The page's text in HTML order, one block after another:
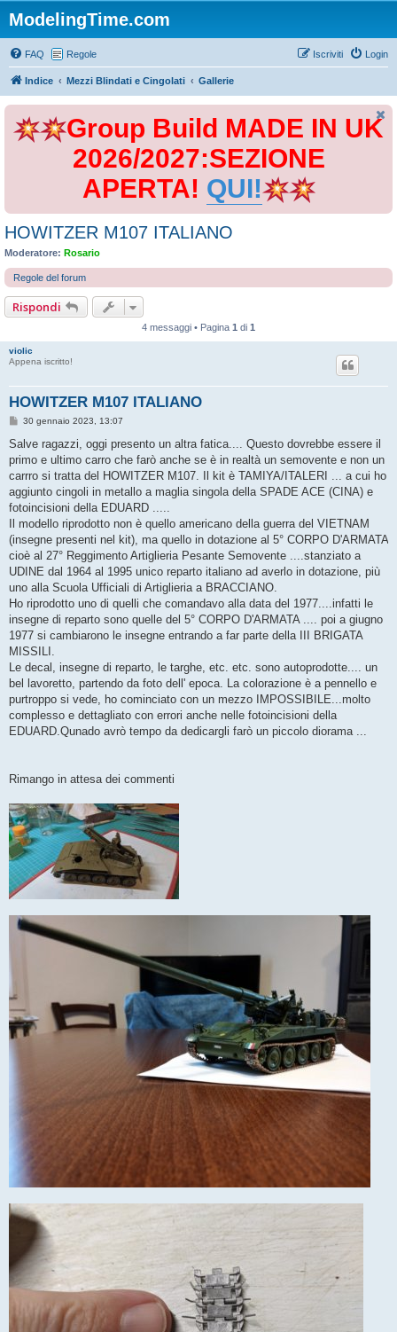
ModelingTime.com
FAQ Regole Login
Iscriviti
Indice Mezzi Blindati e Cingolati Gallerie
Group Build MADE IN UK
2026/2027:SEZIONE
APERTA! QUI!
HOWITZER M107 ITALIANO
Moderatore: Rosario
Regole del forum
Rispondi
4 messaggi • Pagina 1 di 1
violic
Appena iscritto!
HOWITZER M107 ITALIANO
M
s
a
g
i
o
30 gennaio 2023, 13:07
Salve ragazzi, oggi presento un altra fatica.... Questo dovrebbe essere il
primo e ultimo carro che farò anche se è in realtà un semovente e non un
carrro si tratta del HOWITZER M107. Il kit è TAMIYA/ITALERI ... a cui ho
aggiunto cingoli in metallo a maglia singola della SPADE ACE (CINA) e
fotoincisioni della EDUARD .....
Il modello riprodotto non è quello americano della guerra del VIETNAM
(insegne presenti nel kit), ma quello in dotazione al 5° CORPO D'ARMATA
cioè al 27° Reggimento Artiglieria Pesante Semovente ....stanziato a
UDINE dal 1964 al 1995 unico reparto italiano ad averlo in dotazione, più
uno alla Scuola Ufficiali di Artiglieria a BRACCIANO.
Ho riprodotto uno di quelli che comandavo alla data del 1977....infatti le
insegne di reparto sono quelle del 5° CORPO D'ARMATA .... poi a giugno
1977 si cambiarono le insegne entrando a far parte della III BRIGATA
MISSILI.
Le decal, insegne di reparto, le targhe, etc. etc. sono autoprodotte.... un
bel lavoretto, partendo da foto dell' epoca. La colorazione è a pennello e
purtroppo si vede, ho cominciato con un mezzo IMPOSSIBILE...molto
complesso e dettagliato con errori anche nelle fotoincisioni della
EDUARD.Qunado avrò tempo da dedicargli farò un piccolo diorama ...
Rimango in attesa dei commenti